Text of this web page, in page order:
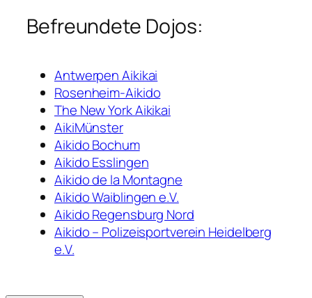
Befreundete Dojos:
Antwerpen Aikikai
Rosenheim-Aikido
The New York Aikikai
AikiMünster
Aikido Bochum
Aikido Esslingen
Aikido de la Montagne
Aikido Waiblingen e.V.
Aikido Regensburg Nord
Aikido – Polizeisportverein Heidelberg
e.V.